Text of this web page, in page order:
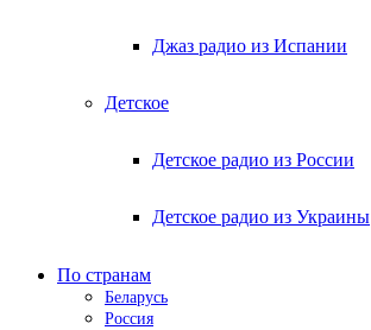
Джаз радио из Испании
Детское
Детское радио из России
Детское радио из Украины
По странам
Беларусь
Россия